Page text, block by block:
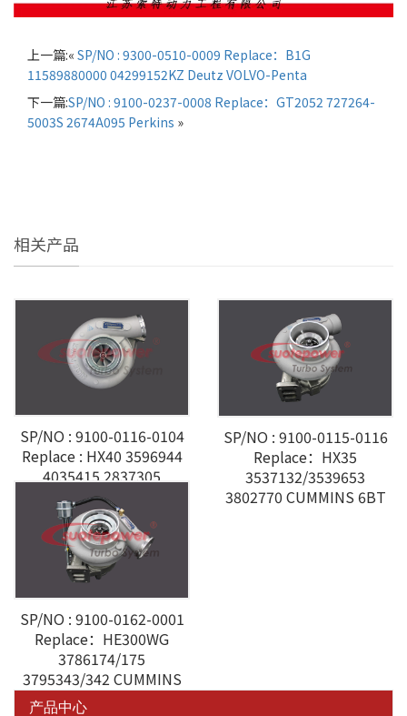
上一篇:« SP/NO : 9300-0510-0009 Replace：B1G
11589880000 04299152KZ Deutz VOLVO-Penta
下一篇:SP/NO : 9100-0237-0008 Replace：GT2052 727264-
5003S 2674A095 Perkins »
相关产品
SP/NO : 9100-0116-0104
Replace : HX40 3596944
4035415 2837305
4042992 4035464 ST
SP/NO : 9100-0115-0116
Replace：HX35
3537132/3539653
3802770 CUMMINS 6BT
SP/NO : 9100-0162-0001
Replace：HE300WG
3786174/175
3795343/342 CUMMINS
QSB KOMASTU WA380
产品中心